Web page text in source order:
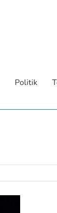
Politik